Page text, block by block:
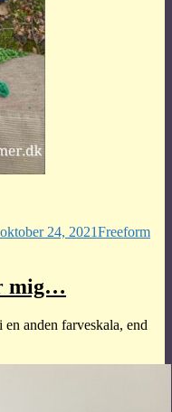
oktober 24, 2021Freeform
mig…
anden farveskala, end